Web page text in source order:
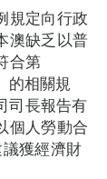
規定向行政
澳缺乏以普
合第
的相關規
司長報告有
個人勞動合
獲經濟財